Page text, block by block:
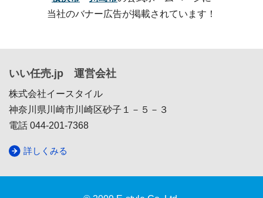
当社のバナー広告が掲載されています！
いい任売.jp 運営会社
株式会社イースタイル
神奈川県川崎市川崎区砂子１－５－３
電話 044-201-7368
詳しくみる